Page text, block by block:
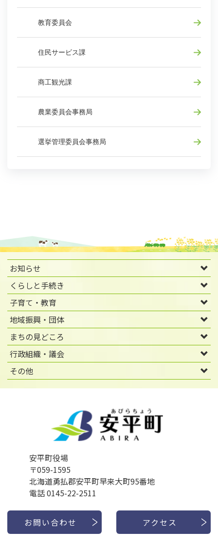
教育委員会
住民サービス課
商工観光課
農業委員会事務局
選挙管理委員会事務局
お知らせ
くらしと手続き
子育て・教育
地域振興・団体
まちの見どころ
行政組織・議会
その他
安平町役場
〒059-1595
北海道勇払郡安平町早来大町95番地
電話 0145-22-2511
お問い合わせ アクセス